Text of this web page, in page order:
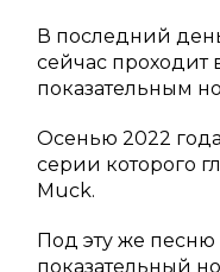
В последний
сейчас проходит
показательным
Осенью 2022
серии которого
Muck.
Под эту же
показательный